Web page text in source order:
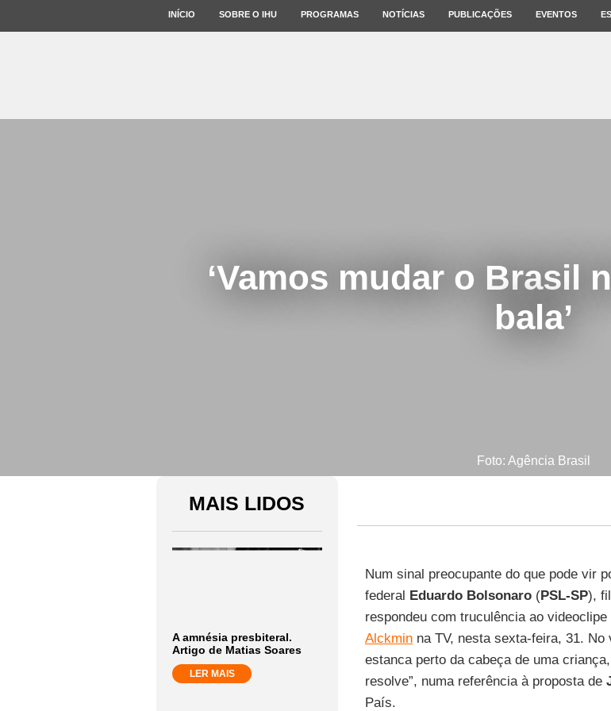
INÍCIO SOBRE O IHU PROGRAMAS NOTÍCIAS PUBLICAÇÕES EVENTOS
‘Vamos mudar o Brasil
bala’
Foto: Agência Brasil
MAIS LIDOS
A amnésia presbiteral.
Artigo de Matias Soares
LER MAIS
Num sinal preocupante do que pode vir
federal Eduardo Bolsonaro(PSL-SP),
respondeu com truculência ao
Alckminna TV, nesta sexta-feira, 31. No
estanca perto da cabeça de uma
resolve”, numa referência à proposta de
País.